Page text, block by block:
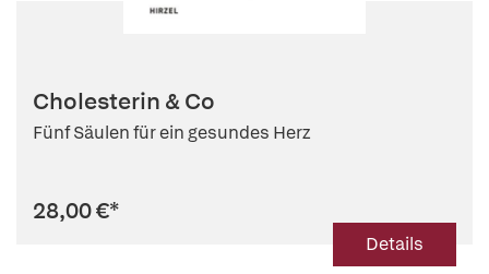
Cholesterin & Co
Fünf Säulen für ein gesundes Herz
28,00 €*
Details